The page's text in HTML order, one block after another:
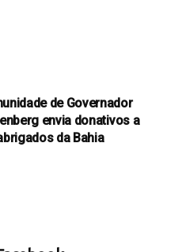
de Governador
envia donativos a
da Bahia